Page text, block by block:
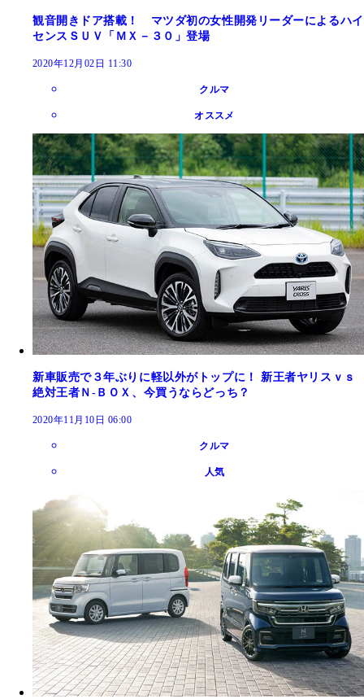
観音開きドア搭載！ マツダ初の女性開発リーダーによるハイ
センスＳＵＶ「ＭＸ－３０」登場
2020年12月02日 11:30
クルマ
オススメ
新車販売で３年ぶりに軽以外がトップに！ 新王者ヤリスｖｓ
絶対王者Ｎ‐ＢＯＸ、今買うならどっち？
2020年11月10日 06:00
クルマ
人気